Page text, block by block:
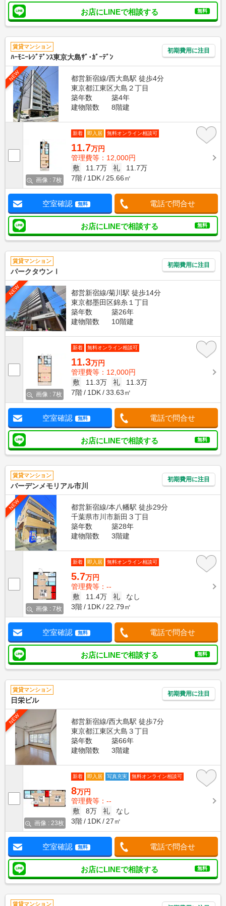
お店にLINEで相談する 無料
賃貸マンション
ﾊｰﾓﾆｰﾚｼﾞﾃﾞﾝｽ東京大島ｻﾞ･ｶﾞｰﾃﾞﾝ
初期費用に注目
NEW
都営新宿線/西大島駅 徒歩4分
東京都江東区大島２丁目
築年数
築4年
建物階数
8階建
画像 : 7枚
新着 即入居 無料オンライン相談可
11.7万円
管理費等：12,000円
敷
11.7万 礼
11.7万
7階
1DK 25.66㎡
空室確認 無料 電話で問合せ
お店にLINEで相談する 無料
賃貸マンション
パークタウンⅠ
初期費用に注目
NEW
都営新宿線/菊川駅 徒歩14分
東京都墨田区錦糸１丁目
築年数
築26年
建物階数
10階建
画像 : 7枚
新着 無料オンライン相談可
11.3万円
管理費等：12,000円
敷
11.3万 礼
11.3万
7階
1DK 33.63㎡
空室確認 無料 電話で問合せ
お店にLINEで相談する 無料
賃貸マンション
バーデンメモリアル市川
初期費用に注目
NEW
都営新宿線/本八幡駅 徒歩29分
千葉県市川市新田３丁目
築年数
築28年
建物階数
3階建
画像 : 7枚
新着 即入居 無料オンライン相談可
5.7万円
管理費等：--
敷
11.4万 礼
なし
3階
1DK 22.79㎡
空室確認 無料 電話で問合せ
お店にLINEで相談する 無料
賃貸マンション
日栄ビル
初期費用に注目
NEW
都営新宿線/西大島駅 徒歩7分
東京都江東区大島３丁目
築年数
築66年
建物階数
3階建
画像 : 23枚
新着 即入居 写真充実 無料オンライン相談可
8万円
管理費等：--
敷
8万 礼
なし
3階
1DK 27㎡
空室確認 無料 電話で問合せ
お店にLINEで相談する 無料
賃貸マンション